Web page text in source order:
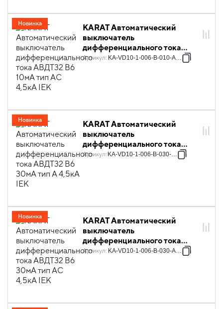
KARAT Автоматический
выключатель
дифференциального тока
АВДТ32 B6 10мА тип AC 4,5кА
Артикул: KA-VD10-1-006-B-010-AC-1
Новинка
KARAT Автоматический
выключатель
дифференциального тока
АВДТ32 B6 30мА тип A 4,5кА
Артикул: KA-VD10-1-006-B-030-A-1
Новинка
KARAT Автоматический
выключатель
дифференциального тока
АВДТ32 B6 30мА тип AC
Артикул: KA-VD10-1-006-B-030-AC-1
Новинка